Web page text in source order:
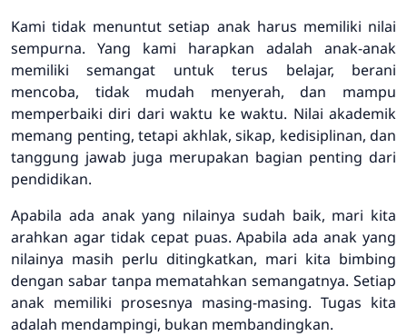
Kami tidak menuntut setiap anak harus memiliki nilai
sempurna. Yang kami harapkan adalah anak-anak
memiliki semangat untuk terus belajar, berani
mencoba, tidak mudah menyerah, dan mampu
memperbaiki diri dari waktu ke waktu. Nilai akademik
memang penting, tetapi akhlak, sikap, kedisiplinan, dan
tanggung jawab juga merupakan bagian penting dari
pendidikan.
Apabila ada anak yang nilainya sudah baik, mari kita
arahkan agar tidak cepat puas. Apabila ada anak yang
nilainya masih perlu ditingkatkan, mari kita bimbing
dengan sabar tanpa mematahkan semangatnya. Setiap
anak memiliki prosesnya masing-masing. Tugas kita
adalah mendampingi, bukan membandingkan.